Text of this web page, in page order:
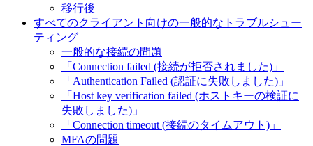
移行後
すべてのクライアント向けの一般的なトラブルシュー
ティング
一般的な接続の問題
「Connection failed (接続が拒否されました)」
「Authentication Failed (認証に失敗しました)」
「Host key verification failed (ホストキーの検証に
失敗しました)」
「Connection timeout (接続のタイムアウト)」
MFAの問題